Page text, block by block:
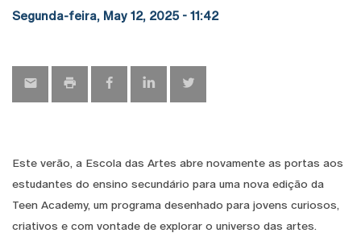
Segunda-feira, May 12, 2025 - 11:42
Este verão, a Escola das Artes abre novamente as portas aos
estudantes do ensino secundário para uma nova edição da
Teen Academy, um programa desenhado para jovens curiosos,
criativos e com vontade de explorar o universo das artes.